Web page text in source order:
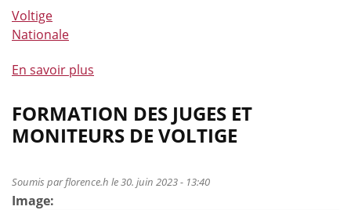
Voltige
Nationale
En savoir plus
de
Succès
pour
première
FORMATION DES JUGES ET
MONITEURS DE VOLTIGE
Soumis parflorence.h le 30. juin 2023 - 13:40
Image: